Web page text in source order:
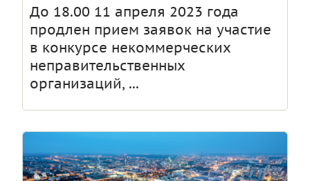
До 18.00 11 апреля 2023 года
продлен прием заявок на участие
в конкурсе некоммерческих
неправительственных
организаций, ...